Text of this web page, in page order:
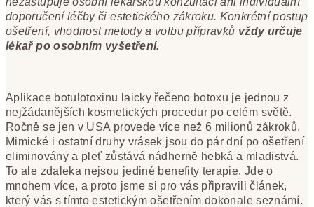
doporučení léčby či estetického zákroku. Konkrétní postup
ošetření, vhodnost metody a volbu přípravků vždy určuje
lékař po osobním vyšetření.
Aplikace botulotoxinu laicky řečeno botoxu je jednou z
nejžádanějších kosmetických procedur po celém světě.
Ročně se jen v USA provede více než 6 milionů zákroků.
Mimické i ostatní druhy vrásek jsou do pár dní po ošetření
eliminovány a pleť zůstává nádherně hebká a mladistvá.
To ale zdaleka nejsou jediné benefity terapie. Jde o
mnohem více, a proto jsme si pro vás připravili článek,
který vás s tímto estetickým ošetřením dokonale seznámí.